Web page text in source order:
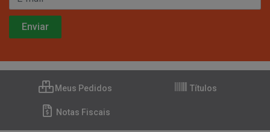
Meus Pedidos Títulos
Notas Fiscais